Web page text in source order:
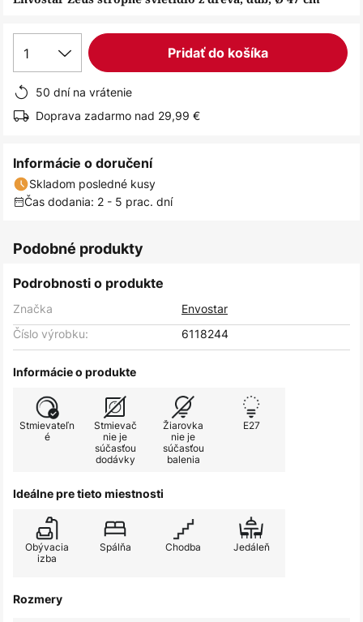
1 Pridať do košíka
50 dní na vrátenie
Doprava zadarmo nad 29,99 €
Informácie o doručení
Skladom posledné kusy
Čas dodania: 2 - 5 prac. dní
Podobné produkty
Podrobnosti o produkte
Značka
Envostar
Číslo výrobku:
6118244
Informácie o produkte
Stmievateľn
é
Stmievač
nie je
súčasťou
dodávky
Žiarovka
nie je
súčasťou
balenia
E27
Ideálne pre tieto miestnosti
Obývacia
izba
Spálňa Chodba Jedáleň
Rozmery